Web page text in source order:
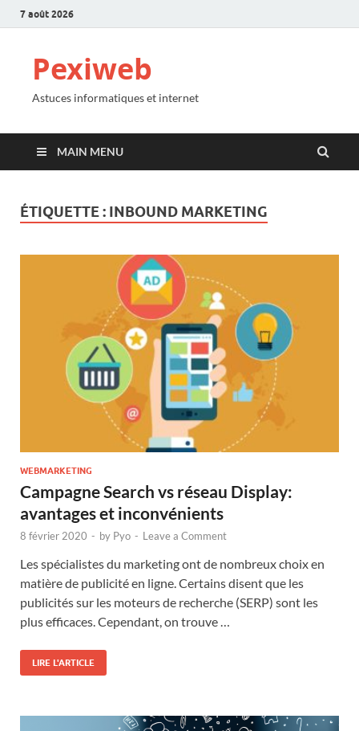
7 août 2026
Pexiweb
Astuces informatiques et internet
MAIN MENU
ÉTIQUETTE : INBOUND MARKETING
WEBMARKETING
Campagne Search vs réseau Display:
avantages et inconvénients
8 février 2020 - by Pyo - Leave a Comment
Les spécialistes du marketing ont de nombreux choix en
matière de publicité en ligne. Certains disent que les
publicités sur les moteurs de recherche (SERP) sont les
plus efficaces. Cependant, on trouve …
LIRE L'ARTICLE